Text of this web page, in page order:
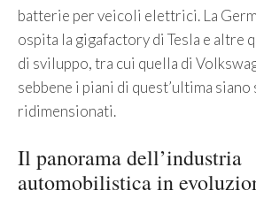
batterie per veicoli elettrici. La
ospita la gigafactory di Tesla e altre
di sviluppo, tra cui quella di
sebbene i piani di quest’ultima siano
ridimensionati.
Il panorama dell’industria
automobilistica in